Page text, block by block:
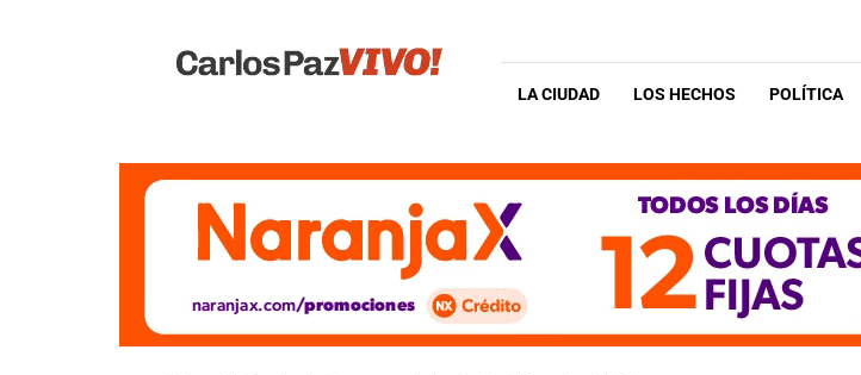
Vivo
LA CIUDAD LOS HECHOS POLÍTICA